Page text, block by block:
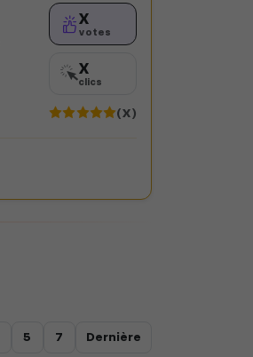
X
votes
X
clics
(X)
5 7 Dernière